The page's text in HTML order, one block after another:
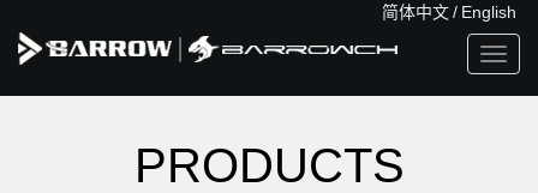
简体中文/ English
PRODUCTS